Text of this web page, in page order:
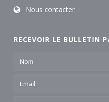
Nous contacter
RECEVOIR LE BULLETIN